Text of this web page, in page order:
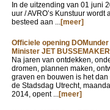
In de uitzending van 01 juni
uur / AVRO’s Kunstuur wordt
besteed aan ...[meer]
Officiele opening
Minister JET BUSSEMAKER
Na jaren van ontdekken,
dromen, plannen maken,
graven en bouwen is het dan
de Stadsdag Utrecht,
2014, opent ...[meer]